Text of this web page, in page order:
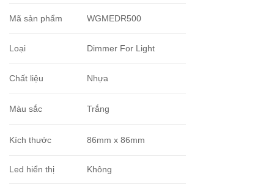
Mã sản phẩm WGMEDR500
Loại Dimmer For Light
Chất liệu Nhựa
Màu sắc Trắng
Kích thước 86mm x 86mm
Led hiển thị Không